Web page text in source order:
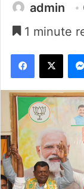
admin
1 minute
Facebook
X